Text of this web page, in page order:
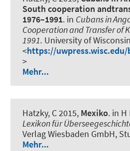
South cooperation
1976–1991. in Cubans in
Cooperation and Transfer of
1991. University of
<https://uwpress.wisc.edu/
>
Mehr...
Hatzky, C2015, Mexiko. in H
Lexikon für
Verlag Wiesbaden GmbH,
Mehr...